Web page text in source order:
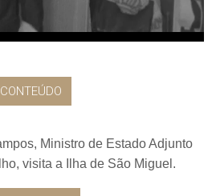
Ministro de Estado Adjunto
visita a Ilha de São Miguel.